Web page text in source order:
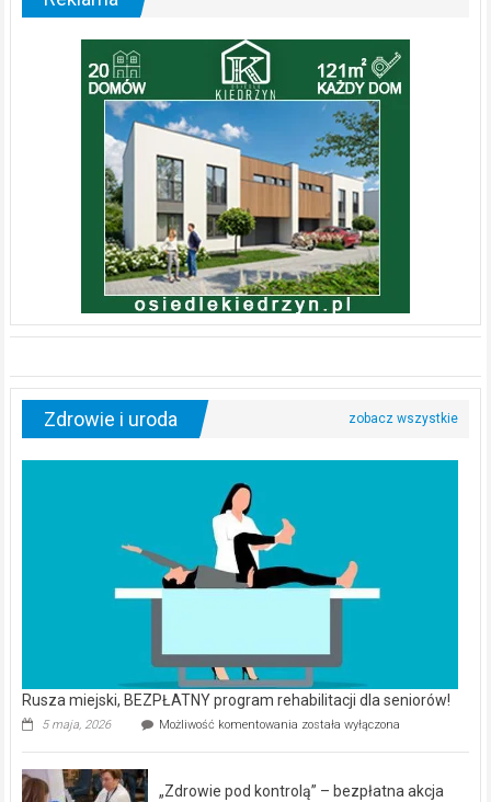
Zdrowie i uroda
Rusza miejski, BEZPŁATNY program rehabilitacji dla seniorów!
5 maja, 2026 Możliwość komentowania Rusza
rehabilitacji
została wyłączona
„Zdrowie pod kontrolą” – bezpłatna akcja